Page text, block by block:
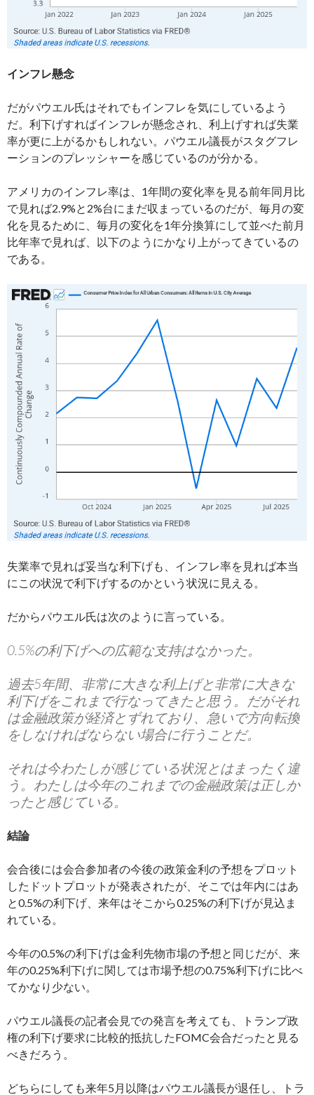
インフレ懸念
だがパウエル氏はそれでもインフレを気にしているよう
だ。利下げすればインフレが懸念され、利上げすれば失業
率が更に上がるかもしれない。パウエル議長がスタグフレ
ーションのプレッシャーを感じているのが分かる。
アメリカのインフレ率は、1年間の変化率を見る前年同月比
で見れば2.9%と2%台にまだ収まっているのだが、毎月の変
化を見るために、毎月の変化を1年分換算にして並べた前月
比年率で見れば、以下のようにかなり上がってきているの
である。
失業率で見れば妥当な利下げも、インフレ率を見れば本当
にこの状況で利下げするのかという状況に見える。
だからパウエル氏は次のように言っている。
0.5%の利下げへの広範な支持はなかった。
過去5年間、非常に大きな利上げと非常に大きな
利下げをこれまで行なってきたと思う。だがそれ
は金融政策が経済とずれており、急いで方向転換
をしなければならない場合に行うことだ。
それは今わたしが感じている状況とはまったく違
う。わたしは今年のこれまでの金融政策は正しか
ったと感じている。
結論
会合後には会合参加者の今後の政策金利の予想をプロット
したドットプロットが発表されたが、そこでは年内にはあ
と0.5%の利下げ、来年はそこから0.25%の利下げが見込ま
れている。
今年の0.5%の利下げは金利先物市場の予想と同じだが、来
年の0.25%利下げに関しては市場予想の0.75%利下げに比べ
てかなり少ない。
パウエル議長の記者会見での発言を考えても、トランプ政
権の利下げ要求に比較的抵抗したFOMC会合だったと見る
べきだろう。
どちらにしても来年5月以降はパウエル議長が退任し、トラ